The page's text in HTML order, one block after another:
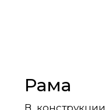
Рама
В